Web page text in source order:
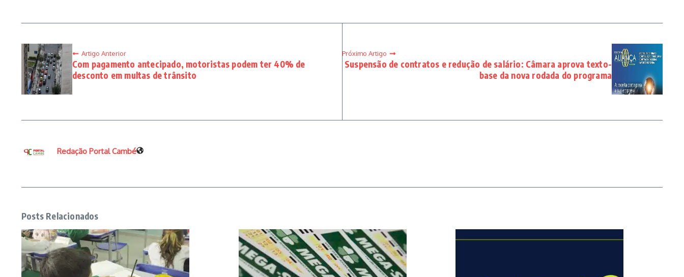
Artigo Anterior
Com pagamento antecipado, motoristas podem ter 40% de
desconto em multas de trânsito
Próximo Artigo
Suspensão de contratos e redução de salário: Câmara aprova texto-
base da nova rodada do programa
Redação Portal Cambé
Posts Relacionados